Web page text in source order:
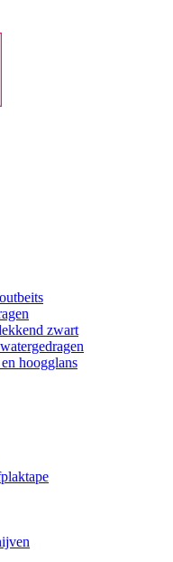
zwart
hoogglans